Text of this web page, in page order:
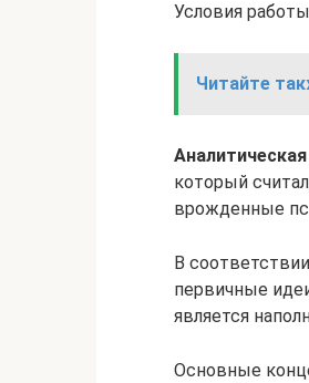
Условия работы
Читайте
который
врожденные
В
первичные
является
Основные